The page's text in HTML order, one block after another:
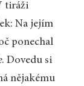
tiráži
Na jejím
ponechal
. Dovedu si
nějakému